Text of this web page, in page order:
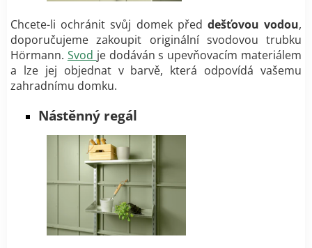
Chcete-li ochránit svůj domek před dešťovou vodou,
doporučujeme zakoupit originální svodovou trubku
Hörmann. Svod je dodáván s upevňovacím materiálem
a lze jej objednat v barvě, která odpovídá vašemu
zahradnímu domku.
Nástěnný regál